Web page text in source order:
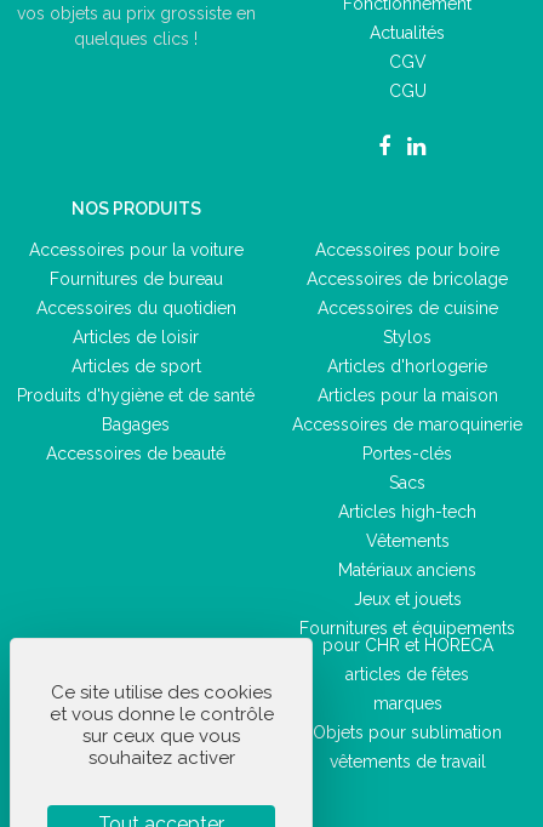
vos objets au prix grossiste en
quelques clics !
Actualités
CGV
CGU
NOS PRODUITS
Accessoires pour la voiture
Fournitures de bureau
Accessoires du quotidien
Articles de loisir
Articles de sport
Produits d'hygiène et de santé
Bagages
Accessoires de beauté
Accessoires pour boire
Accessoires de bricolage
Accessoires de cuisine
Stylos
Articles d'horlogerie
Articles pour la maison
Accessoires de maroquinerie
Portes-clés
Sacs
Articles high-tech
Vêtements
Matériaux anciens
Jeux et jouets
Fournitures et équipements
pour CHR et HORECA
articles de fêtes
marques
Objets pour sublimation
vêtements de travail
Ce site utilise des cookies
et vous donne le contrôle
sur ceux que vous
souhaitez activer